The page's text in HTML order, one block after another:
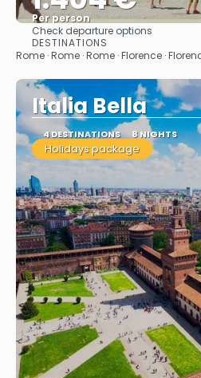
Per person
Check departure options
DESTINATIONS
Rome · Rome · Rome · Florence ·
Italia Bella
4 DESTINATIONS 8 NIGHTS
Holidays package